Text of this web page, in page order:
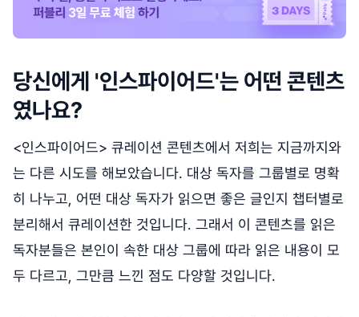
당신에게 '인스파이어드'는 어떤 콘텐츠
였나요?
<인스파이어드> 큐레이션 콘텐츠에서 저희는 지금까지와
는 다른 시도를 해보았습니다. 대상 독자를 그룹별로 명확
히 나누고, 어떤 대상 독자가 읽으면 좋은 글인지 챕터별로
분리해서 큐레이션한 것입니다. 그래서 이 콘텐츠를 읽은
독자분들은 본인이 속한 대상 그룹에 따라 읽은 내용이 모
두 다르고, 그만큼 느낀 점도 다양할 것입니다.